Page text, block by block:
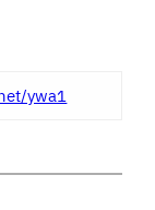
ywa1